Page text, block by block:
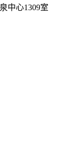
中心1309室